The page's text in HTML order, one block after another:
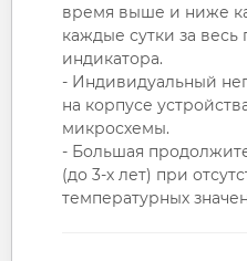
время выше и ниже
каждые сутки за
индикатора.
- Индивидуальный
на корпусе
микросхемы.
- Большая
(до 3-х лет) при
температурных